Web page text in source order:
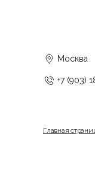
Москва
+7 (903)
Главная